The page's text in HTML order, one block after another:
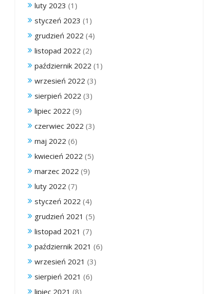
luty 2023 (1)
styczeń 2023 (1)
grudzień 2022 (4)
listopad 2022 (2)
październik 2022 (1)
wrzesień 2022 (3)
sierpień 2022 (3)
lipiec 2022 (9)
czerwiec 2022 (3)
maj 2022 (6)
kwiecień 2022 (5)
marzec 2022 (9)
luty 2022 (7)
styczeń 2022 (4)
grudzień 2021 (5)
listopad 2021 (7)
październik 2021 (6)
wrzesień 2021 (3)
sierpień 2021 (6)
lipiec 2021 (8)